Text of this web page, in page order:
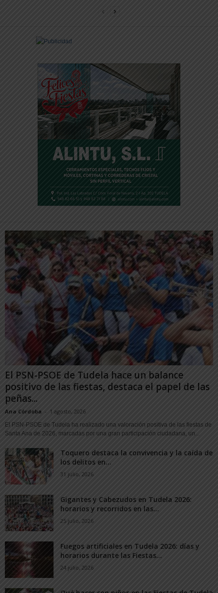
El PSN-PSOE de Tudela hace un balance
positivo de las fiestas, destaca el papel de las
peñas...
Ana Córdoba - 1 agosto, 2026
El PSN-PSOE de Tudela ha realizado una valoración positiva de las fiestas de
Santa Ana de 2026, marcadas por una gran participación ciudadana, un...
Toquero destaca la convivencia y la caída de
los delitos en...
31 julio, 2026
Gigantes y Cabezudos en Tudela 2026:
horarios y recorridos en las...
25 julio, 2026
Fuegos artificiales en Tudela 2026: días y
horarios durante las Fiestas...
24 julio, 2026